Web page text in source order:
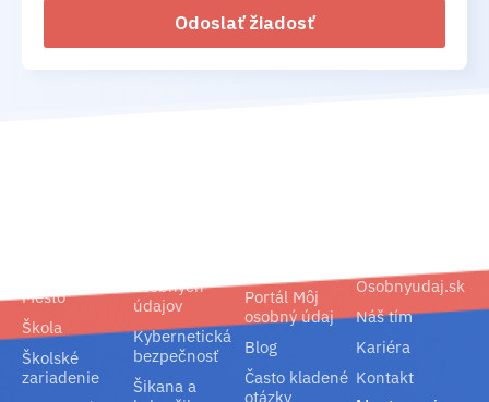
Odoslať žiadosť
Mesto
Škola
Školské
zariadenie
osobných
údajov
Kybernetická
bezpečnosť
Šikana a
Portál Môj
osobný údaj
Blog
Často kladené
otázky
Osobnyudaj.sk
Náš tím
Kariéra
Kontakt